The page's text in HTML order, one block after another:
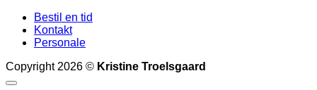
Bestil en tid
Kontakt
Personale
Copyright 2026 © Kristine Troelsgaard